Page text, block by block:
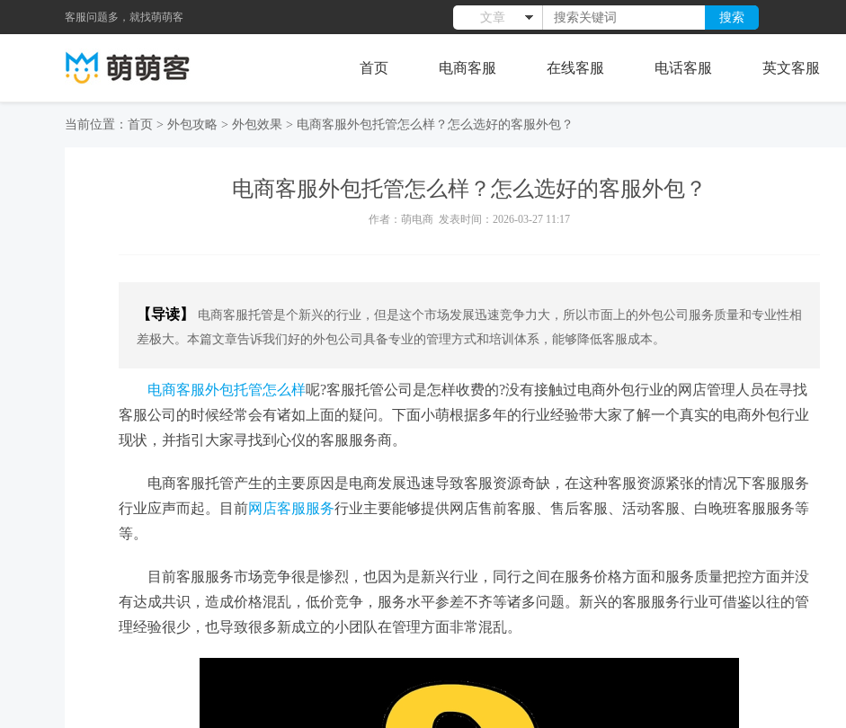
客服问题多，就找萌萌客 文章 搜索
首页 电商客服 在线客服 电话客服 英文客服
当前位置： 首页 > 外包攻略 > 外包效果 > 电商客服外包托管怎么样？怎么选好的客服外包？
电商客服外包托管怎么样？怎么选好的客服外包？
作者：萌电商 发表时间：2026-03-27 11:17
【导读】
电商客服托管是个新兴的行业，但是这个市场发展迅速竞争力大，所以市面上的外包公司服务质量和专业性相
差极大。本篇文章告诉我们好的外包公司具备专业的管理方式和培训体系，能够降低客服成本。
电商客服外包托管怎么样呢?客服托管公司是怎样收费的?没有接触过电商外包行业的网店管理人员在寻找
客服公司的时候经常会有诸如上面的疑问。下面小萌根据多年的行业经验带大家了解一个真实的电商外包行业
现状，并指引大家寻找到心仪的客服服务商。
电商客服托管产生的主要原因是电商发展迅速导致客服资源奇缺，在这种客服资源紧张的情况下客服服务
行业应声而起。目前网店客服服务行业主要能够提供网店售前客服、售后客服、活动客服、白晚班客服服务等
等。
目前客服服务市场竞争很是惨烈，也因为是新兴行业，同行之间在服务价格方面和服务质量把控方面并没
有达成共识，造成价格混乱，低价竞争，服务水平参差不齐等诸多问题。新兴的客服服务行业可借鉴以往的管
理经验很少，也导致很多新成立的小团队在管理方面非常混乱。